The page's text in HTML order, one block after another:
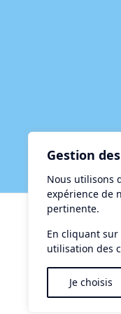
Gestion
Nous utilisons
expérience de
pertinente.
En cliquant sur
utilisation des
Je choisis
Centre
15, rue de la
Tél. : 04-67-
Contact :